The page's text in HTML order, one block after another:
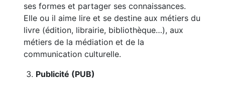
ses formes et partager ses connaissances.
Elle ou il aime lire et se destine aux métiers du
livre (édition, librairie, bibliothèque…), aux
métiers de la médiation et de la
communication culturelle.
Publicité (PUB)